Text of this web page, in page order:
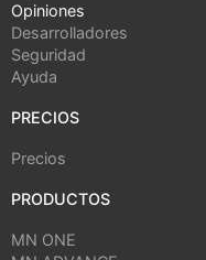
Opiniones
Desarrolladores
Seguridad
Ayuda
PRECIOS
Precios
PRODUCTOS
MN ONE